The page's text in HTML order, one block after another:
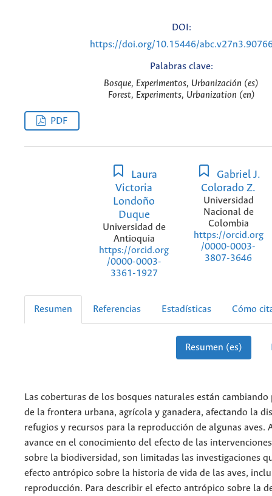
DOI:
https://doi.org/10.15446/
Palabras clave:
Bosque, Experimentos, Urbanización (es)
Forest, Experiments, Urbanization (en)
PDF
Laura
Victoria
Londoño
Duque
Universidad de
Antioquia
https://orcid.org
/0000-0003-
3361-1927
Gabriel J.
Colorado Z.
Universidad
Nacional de
Colombia
https://orcid.org
/0000-0003-
3807-3646
Resumen Referencias Estadísticas Cómo
Resumen (es)
Las coberturas de los bosques naturales están cambiando
de la frontera urbana, agrícola y ganadera, afectando la
refugios y recursos para la reproducción de algunas aves.
avance en el conocimiento del efecto de las
sobre la biodiversidad, son limitadas las investigaciones
efecto antrópico sobre la historia de vida de las aves,
reproducción. Para describir el efecto antrópico sobre la